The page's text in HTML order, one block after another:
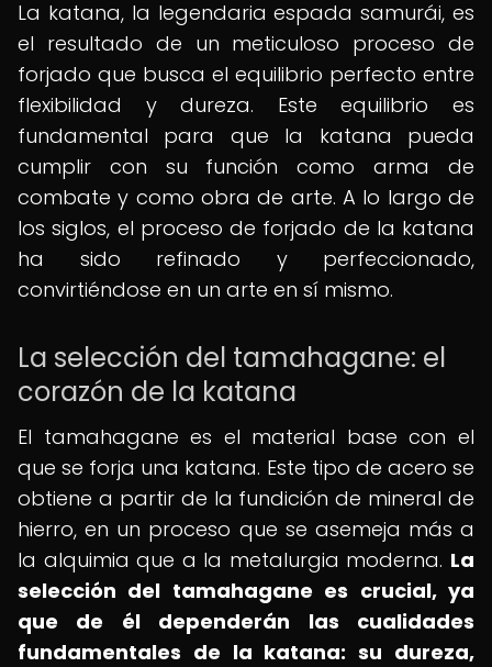
La katana, la legendaria espada samurái, es
el resultado de un meticuloso proceso de
forjado que busca el equilibrio perfecto entre
flexibilidad y dureza. Este equilibrio es
fundamental para que la katana pueda
cumplir con su función como arma de
combate y como obra de arte. A lo largo de
los siglos, el proceso de forjado de la katana
ha sido refinado y perfeccionado,
convirtiéndose en un arte en sí mismo.
La selección del tamahagane: el
corazón de la katana
El tamahagane es el material base con el
que se forja una katana. Este tipo de acero se
obtiene a partir de la fundición de mineral de
hierro, en un proceso que se asemeja más a
la alquimia que a la metalurgia moderna. La
selección del tamahagane es crucial, ya
que de él dependerán las cualidades
fundamentales de la katana: su dureza,